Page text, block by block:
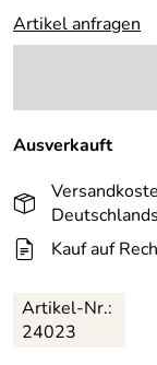
Artikel anfragen
Ausverkauft
Deutschlands
Kauf auf
Artikel-Nr.:
24023